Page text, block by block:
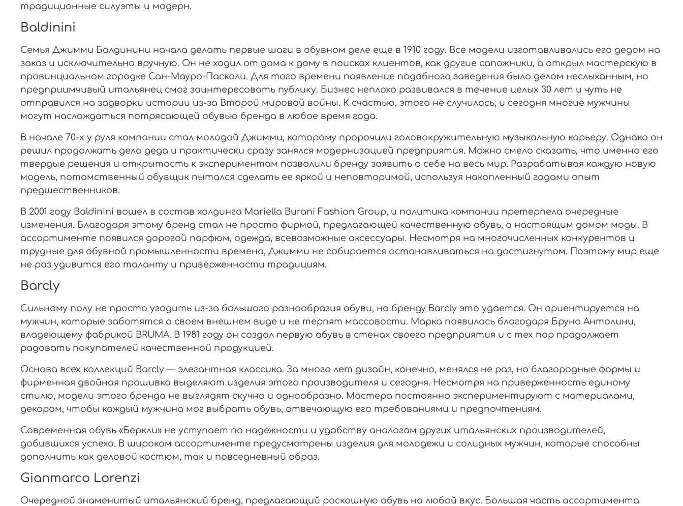
традиционные силуэты и модерн.
Baldinini
Семья Джимми Балдинини начала делать первые шаги в обувном деле еще в 1910 году. Все модели изготавливались его дедом на
заказ и исключительно вручную. Он не ходил от дома к дому в поисках клиентов, как другие сапожники, а открыл мастерскую в
провинциальном городке Сан-Мауро-Пасколи. Для того времени появление подобного заведения было делом неслыханным, но
предприимчивый итальянец смог заинтересовать публику. Бизнес неплохо развивался в течение целых 30 лет и чуть не
отправился на задворки истории из-за Второй мировой войны. К счастью, этого не случилось, и сегодня многие мужчины
могут наслаждаться потрясающей обувью бренда в любое время года.
В начале 70-х у руля компании стал молодой Джимми, которому пророчили головокружительную музыкальную карьеру. Однако он
решил продолжать дело деда и практически сразу занялся модернизацией предприятия. Можно смело сказать, что именно его
твердые решения и открытость к экспериментам позволили бренду заявить о себе на весь мир. Разрабатывая каждую новую
модель, потомственный обувщик пытался сделать ее яркой и неповторимой, используя накопленный годами опыт
предшественников.
В 2001 году Baldinini вошел в состав холдинга Mariella Burani Fashion Group, и политика компании претерпела очередные
изменения. Благодаря этому бренд стал не просто фирмой, предлагающей качественную обувь, а настоящим домом моды. В
ассортименте появился дорогой парфюм, одежда, всевозможные аксессуары. Несмотря на многочисленных конкурентов и
трудные для обувной промышленности времена, Джимми не собирается останавливаться на достигнутом. Поэтому мир еще
не раз удивится его таланту и приверженности традициям.
Barcly
Сильному полу не просто угодить из-за большого разнообразия обуви, но бренду Barcly это удается. Он ориентируется на
мужчин, которые заботятся о своем внешнем виде и не терпят массовости. Марка появилась благодаря Бруно Антолини,
владеющему фабрикой BRUMA. В 1981 году он создал первую обувь в стенах своего предприятия и с тех пор продолжает
радовать покупателей качественной продукцией.
Основа всех коллекций Barcly — элегантная классика. За много лет дизайн, конечно, менялся не раз, но благородные формы и
фирменная двойная прошивка выделяют изделия этого производителя и сегодня. Несмотря на приверженность единому
стилю, модели этого бренда не выглядят скучно и однообразно. Мастера постоянно экспериментируют с материалами,
декором, чтобы каждый мужчина мог выбрать обувь, отвечающую его требованиями и предпочтениям.
Современная обувь «Беркли» не уступает по надежности и удобству аналогам других итальянских производителей,
добившихся успеха. В широком ассортименте предусмотрены изделия для молодежи и солидных мужчин, которые способны
дополнить как деловой костюм, так и повседневный образ.
Gianmarco Lorenzi
Очередной знаменитый итальянский бренд, предлагающий роскошную обувь на любой вкус. Большая часть ассортимента